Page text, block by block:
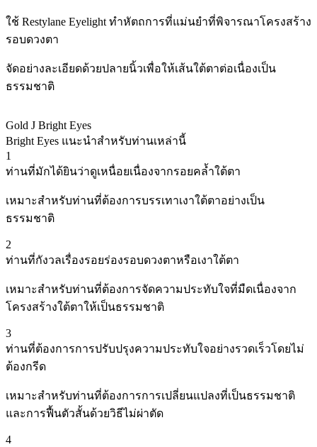
ใช้ Restylane Eyelight ทำหัตถการที่แม่นยำที่พิจารณาโครงสร้าง
รอบดวงตา
จัดอย่างละเอียดด้วยปลายนิ้วเพื่อให้เส้นใต้ตาต่อเนื่องเป็น
ธรรมชาติ
Gold J Bright Eyes
Bright Eyes แนะนำสำหรับท่านเหล่านี้
1
ท่านที่มักได้ยินว่าดูเหนื่อยเนื่องจากรอยคล้ำใต้ตา
เหมาะสำหรับท่านที่ต้องการบรรเทาเงาใต้ตาอย่างเป็น
ธรรมชาติ
2
ท่านที่กังวลเรื่องรอยร่องรอบดวงตาหรือเงาใต้ตา
เหมาะสำหรับท่านที่ต้องการจัดความประทับใจที่มืดเนื่องจาก
โครงสร้างใต้ตาให้เป็นธรรมชาติ
3
ท่านที่ต้องการการปรับปรุงความประทับใจอย่างรวดเร็วโดยไม่
ต้องกรีด
เหมาะสำหรับท่านที่ต้องการการเปลี่ยนแปลงที่เป็นธรรมชาติ
และการฟื้นตัวสั้นด้วยวิธีไม่ผ่าตัด
4